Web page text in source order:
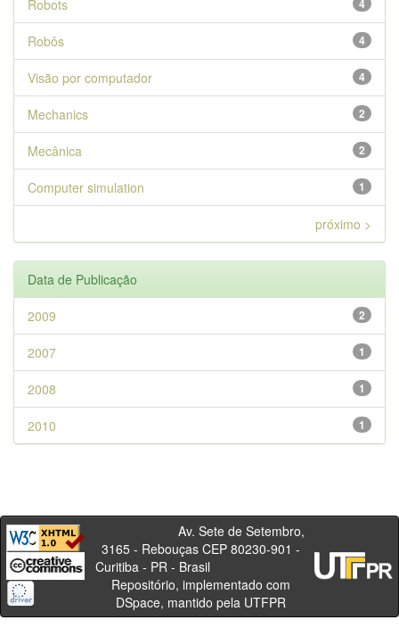
4
Robots
4
Robôs
4
Visão por computador
2
Mechanics
2
Mecânica
1
Computer simulation
próximo >
Data de Publicação
2
2009
1
2007
1
2008
1
2010
Av. Sete de Setembro,
3165 - Rebouças CEP 80230-901 -
Curitiba - PR - Brasil
Repositório, implementado com
DSpace, mantido pela UTFPR